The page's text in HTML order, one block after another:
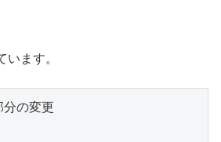
ます。
分の変更